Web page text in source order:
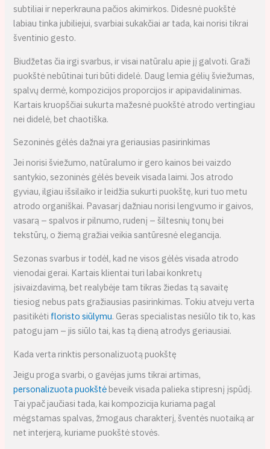
subtiliai ir neperkrauna pačios akimirkos. Didesnė puokštė
labiau tinka jubiliejui, svarbiai sukakčiai ar tada, kai norisi tikrai
šventinio gesto.
Biudžetas čia irgi svarbus, ir visai natūralu apie jį galvoti. Graži
puokštė nebūtinai turi būti didelė. Daug lemia gėlių šviežumas,
spalvų dermė, kompozicijos proporcijos ir apipavidalinimas.
Kartais kruopščiai sukurta mažesnė puokštė atrodo vertingiau
nei didelė, bet chaotiška.
Sezoninės gėlės dažnai yra geriausias pasirinkimas
Jei norisi šviežumo, natūralumo ir gero kainos bei vaizdo
santykio, sezoninės gėlės beveik visada laimi. Jos atrodo
gyviau, ilgiau išsilaiko ir leidžia sukurti puokštę, kuri tuo metu
atrodo organiškai. Pavasarį dažniau norisi lengvumo ir gaivos,
vasarą – spalvos ir pilnumo, rudenį – šiltesnių tonų bei
tekstūrų, o žiemą gražiai veikia santūresnė elegancija.
Sezonas svarbus ir todėl, kad ne visos gėlės visada atrodo
vienodai gerai. Kartais klientai turi labai konkretų
įsivaizdavimą, bet realybėje tam tikras žiedas tą savaitę
tiesiog nebus pats gražiausias pasirinkimas. Tokiu atveju verta
pasitikėti floristo siūlymu. Geras specialistas nesiūlo tik to, kas
patogu jam – jis siūlo tai, kas tą dieną atrodys geriausiai.
Kada verta rinktis personalizuotą puokštę
Jeigu proga svarbi, o gavėjas jums tikrai artimas,
personalizuota puokštėbeveik visada palieka stipresnį įspūdį.
Tai ypač jaučiasi tada, kai kompozicija kuriama pagal
mėgstamas spalvas, žmogaus charakterį, šventės nuotaiką ar
net interjerą, kuriame puokštė stovės.